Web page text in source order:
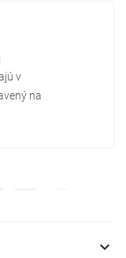
v
na
